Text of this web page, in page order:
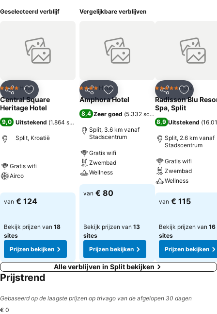
Geselecteerd verblijf
Delen Toevoegen aan favorieten
4 SterrenHotel
Central Square
Heritage Hotel
9,0 Uitstekend (1.864 scores
Split, Kroatië
Gratis wifi
Airco
van € 124
Bekijk prijzen van 18
sites
Prijzen bekijken
Vergelijkbare verblijven
Delen Toevoegen aan favorieten
4 SterrenHotel
Amphora Hotel
8,4 Zeer goed (5.332 scores
Split, 3.6 km vanaf
Stadscentrum
Gratis wifi
Zwembad
Wellness
van € 80
Bekijk prijzen van 13
sites
Prijzen bekijken
Delen
5 Sterren Hotel
Radisson Blu
Spa, Split
8,9 Uitstekend (
Split, 2.6 km vanaf
Stadscentrum
Gratis wifi
Zwembad
Wellness
van € 115
Bekijk prijzen van 16
sites
Prijzen bekijken
Alle verblijven in Split bekijken
Prijstrend
Gebaseerd op de laagste prijzen op trivago van de afgelopen 30 dagen
€ 0